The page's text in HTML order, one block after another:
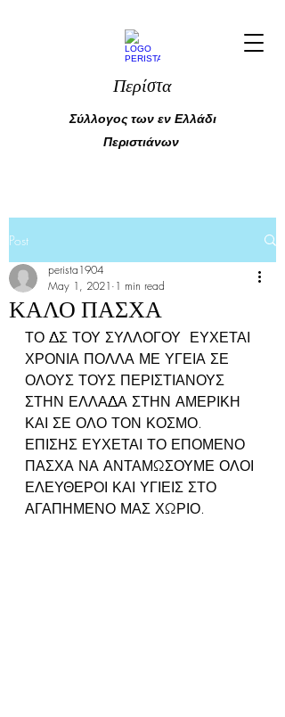
Περίστα
Σύλλογος των εν Ελλάδι
Περιστιάνων
Post
ΚΑΛΟ ΠΑΣΧΑ
perista1904
May 1, 2021 1 min read
ΤΟ ΔΣ ΤΟΥ ΣΥΛΛΟΓΟΥ  ΕΥΧΕΤΑΙ
ΧΡΟΝΙΑ ΠΟΛΛΑ ΜΕ ΥΓΕΙΑ ΣΕ
ΟΛΟΥΣ ΤΟΥΣ ΠΕΡΙΣΤΙΑΝΟΥΣ
ΣΤΗΝ ΕΛΛΑΔΑ ΣΤΗΝ ΑΜΕΡΙΚΗ
ΚΑΙ ΣΕ ΟΛΟ ΤΟΝ ΚΟΣΜΟ.
ΕΠΙΣΗΣ ΕΥΧΕΤΑΙ ΤΟ ΕΠΟΜΕΝΟ
ΠΑΣΧΑ ΝΑ ΑΝΤΑΜΩΣΟΥΜΕ ΟΛΟΙ
ΕΛΕΥΘΕΡΟΙ ΚΑΙ ΥΓΙΕΙΣ ΣΤΟ
ΑΓΑΠΗΜΕΝΟ ΜΑΣ ΧΩΡΙΟ.